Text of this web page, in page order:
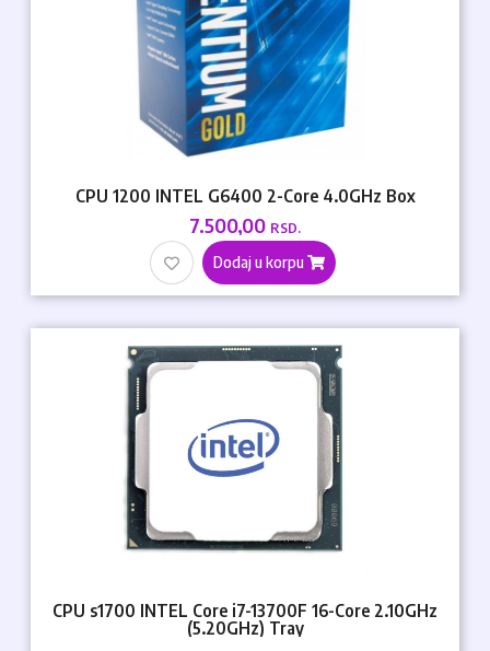
CPU 1200 INTEL G6400 2-Core 4.0GHz Box
7.500,00 RSD.
Dodaj u korpu
CPU s1700 INTEL Core i7-13700F 16-Core 2.10GHz
(5.20GHz) Tray